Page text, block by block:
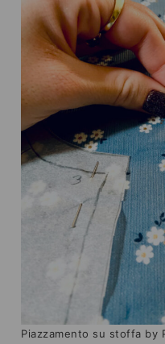
Piazzamento su stoffa by